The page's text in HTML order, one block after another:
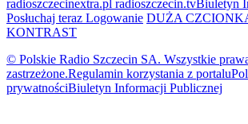
radioszczecinextra.pl radioszczecin.tvBiuletyn
Posłuchaj teraz Logowanie DUŻA
KONTRAST
© Polskie Radio Szczecin SA. Wszystkie
zastrzeżone.Regulamin korzystania z portalu
prywatnościBiuletyn Informacji Publicznej